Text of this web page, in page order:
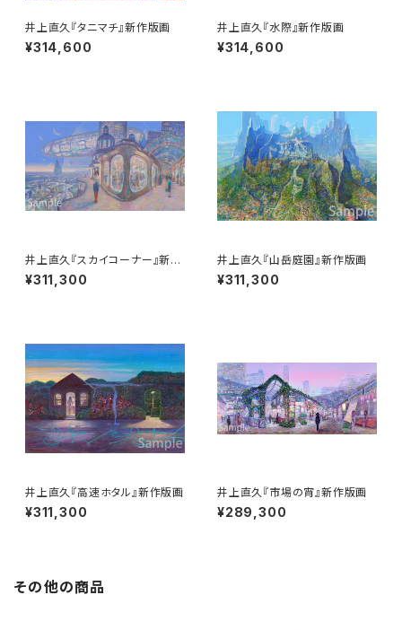
井上直久『タニマチ』新作版画
¥314,600
井上直久『水際』新作版画
¥314,600
井上直久『スカイコーナー』新作
版画
¥311,300
井上直久『山岳庭園』新作版画
¥311,300
井上直久『高速ホタル』新作版画
¥311,300
井上直久『市場の宵』新作版画
¥289,300
その他の商品